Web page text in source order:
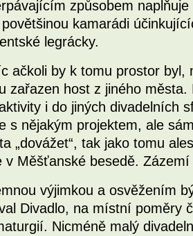
způsobem
povětšinou kamarádi
legrácky.
ačkoli by k tomu prostor byl,
zařazen host z jiného
i do jiných divadelních
s nějakým projektem, ale
„dovážet“, tak jako tomu
v Měšťanské besedě.
výjimkou a osvěžením
Divadlo, na místní poměry
Nicméně malý